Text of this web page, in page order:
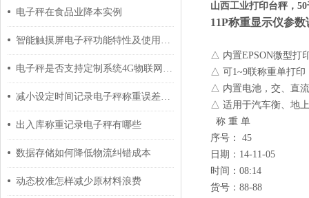
电子秤在食品业降本实例
智能触摸屏电子秤功能特性及使用说明
电子秤是否支持定制系统4G物联网上传数据统一管理
减小设定时间记录电子秤称重误差的方法分享
出入库称重记录电子秤有哪些
数据存储如何降低物流纠错成本
动态校准怎样减少原材料浪费
山西工业打印台秤，
11P称重显示仪参数
△ 内置EPSON微型打
△ 可1~9联称重单打印
△ 内置电池，交、直
△ 适用于汽车衡、地
称 重 单
序号： 45
日期：14-11-05
时间：08:14
货号：88-88